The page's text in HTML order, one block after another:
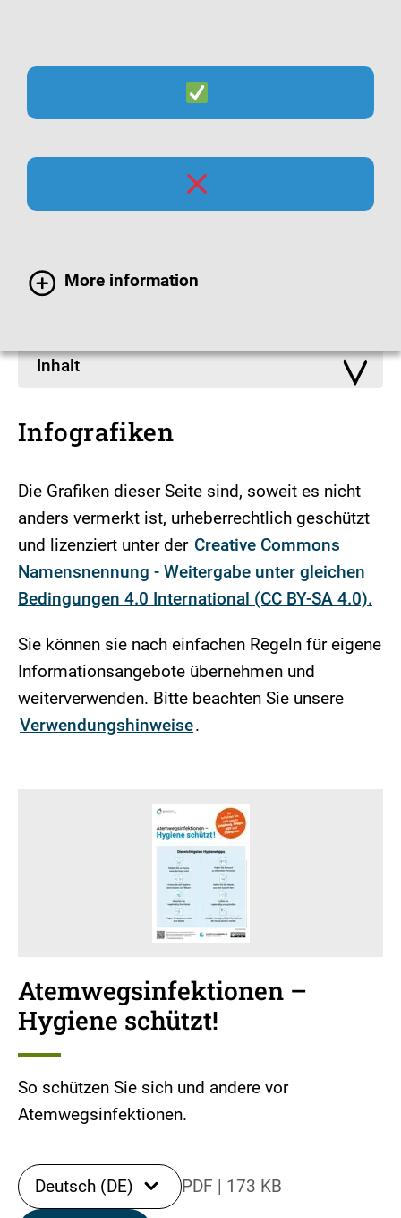
More information
Infomaterialien zu
Atemwegsinfektionen
Inhalt
Infografiken
Die Grafiken dieser Seite sind, soweit es nicht
anders vermerkt ist, urheberrechtlich geschützt
und lizenziert unter der Creative Commons
Namensnennung - Weitergabe unter gleichen
Bedingungen 4.0 International (CC BY-SA 4.0).
Sie können sie nach einfachen Regeln für eigene
Informationsangebote übernehmen und
weiterverwenden. Bitte beachten Sie unsere
Verwendungshinweise.
Atemwegsinfektionen –
Hygiene schützt!
So schützen Sie sich und andere vor
Atemwegsinfektionen.
Deutsch (DE) PDF | 173 KB